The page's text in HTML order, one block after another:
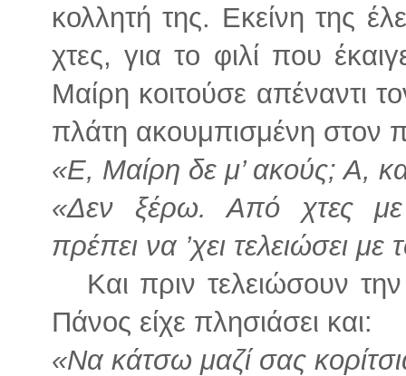
κολλητή της. Εκείνη της
χτες, για το φιλί που
Μαίρη κοιτούσε απέναντι
πλάτη ακουμπισμένη στον
«Ε, Μαίρη δε μ’ ακούς; Α,
«Δεν ξέρω. Από χτες με
πρέπει να ’χει τελειώσει με
Και πριν τελειώσουν
Πάνος είχε πλησιάσει και:
«Να κάτσω μαζί σας